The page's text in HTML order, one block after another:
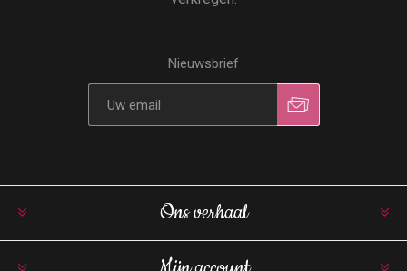
Nieuwsbrief
Ons verhaal